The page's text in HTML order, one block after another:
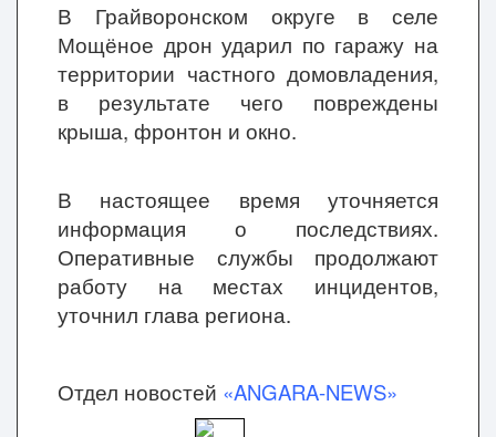
В Грайворонском округе в селе
Мощёное дрон ударил по гаражу на
территории частного домовладения,
в результате чего повреждены
крыша, фронтон и окно.
В настоящее время уточняется
информация о последствиях.
Оперативные службы продолжают
работу на местах инцидентов,
уточнил глава региона.
Отдел новостей «ANGARA-NEWS»